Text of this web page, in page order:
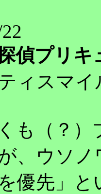
偵プリキ
ィスマイ
も（？）
、ウソ
優先」